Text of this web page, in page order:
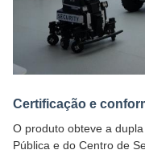
Certificação e
O produto obteve a
Pública e do Centro de